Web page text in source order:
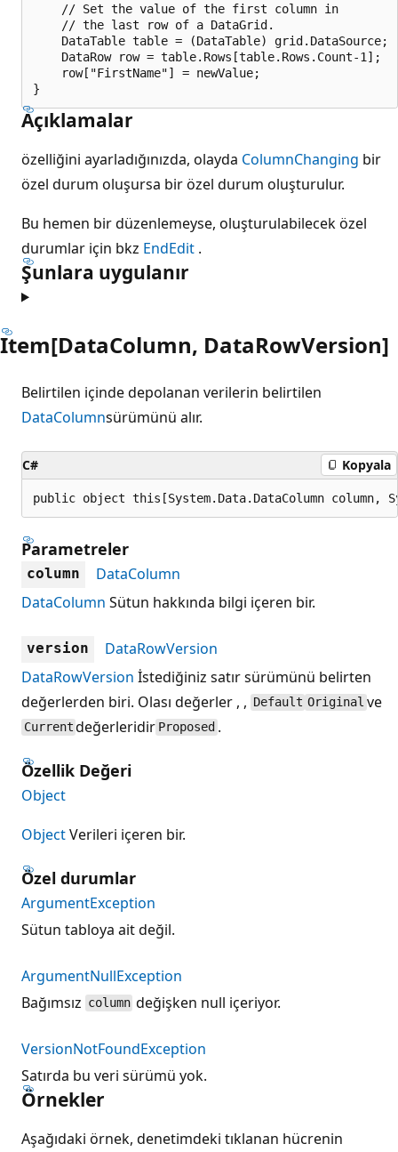
    // Set the value of the first column in
    // the last row of a DataGrid.
    DataTable table = (DataTable) grid.DataSource;
    DataRow row = table.Rows[table.Rows.Count-1];
    row["FirstName"] = newValue;
Açıklamalar
özelliğini ayarladığınızda, olayda ColumnChanging bir
özel durum oluşursa bir özel durum oluşturulur.
Bu hemen bir düzenlemeyse, oluşturulabilecek özel
durumlar için bkz EndEdit .
Şunlara uygulanır
Item[DataColumn, DataRowVersion]
Belirtilen içinde depolanan verilerin belirtilen
DataColumnsürümünü alır.
C# Kopyala
public object this[System.Data.DataColumn column,
Parametreler
column
DataColumn
DataColumn Sütun hakkında bilgi içeren bir.
version
DataRowVersion
DataRowVersion İstediğiniz satır sürümünü belirten
değerlerden biri. Olası değerler , , Default Original ve
Current değerleridir Proposed .
Özellik Değeri
Object
ObjectVerileri içeren bir.
Özel durumlar
ArgumentException
Sütun tabloya ait değil.
ArgumentNullException
Bağımsız column değişken null içeriyor.
VersionNotFoundException
Satırda bu veri sürümü yok.
Örnekler
Aşağıdaki örnek, denetimdeki tıklanan hücrenin